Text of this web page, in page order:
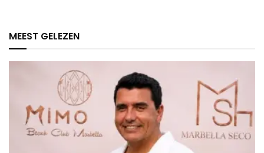
MEEST GELEZEN